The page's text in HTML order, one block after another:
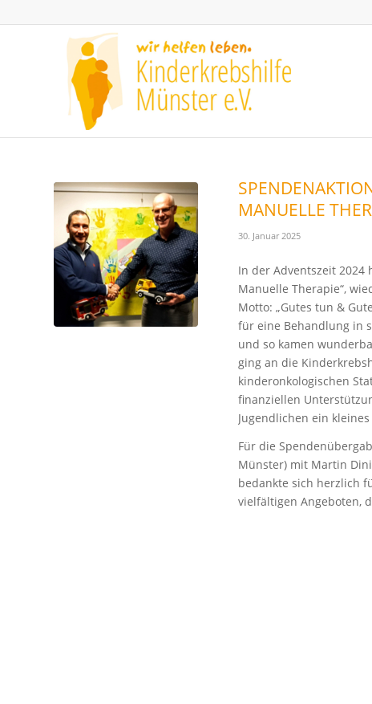
MANUELLE
30. Januar 2025
In der Adventszeit 2024
Manuelle Therapie“,
Motto: „Gutes tun &
für eine Behandlung in
und so kamen
ging an die
kinderonkologischen
finanziellen
Jugendlichen ein
Für die
Münster) mit Martin
bedankte sich herzlich
vielfältigen Angeboten,